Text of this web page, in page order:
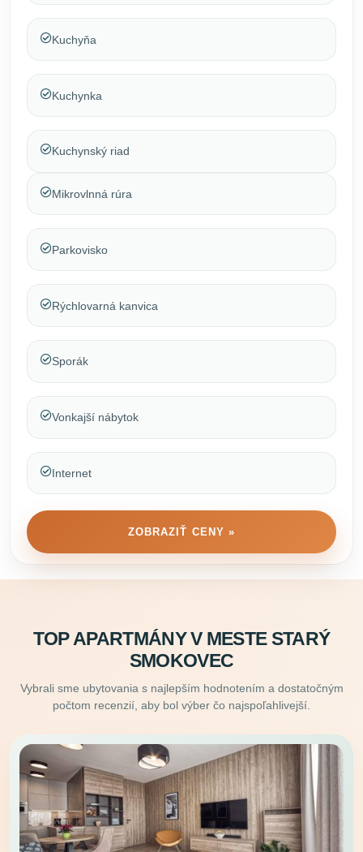
Kuchyňa
Kuchynka
Kuchynský riad
Mikrovlnná rúra
Parkovisko
Rýchlovarná kanvica
Sporák
Vonkajší nábytok
Internet
ZOBRAZIŤ CENY »
TOP APARTMÁNY V MESTE STARÝ
SMOKOVEC
Vybrali sme ubytovania s najlepším hodnotením a dostatočným
počtom recenzií, aby bol výber čo najspoľahlivejší.